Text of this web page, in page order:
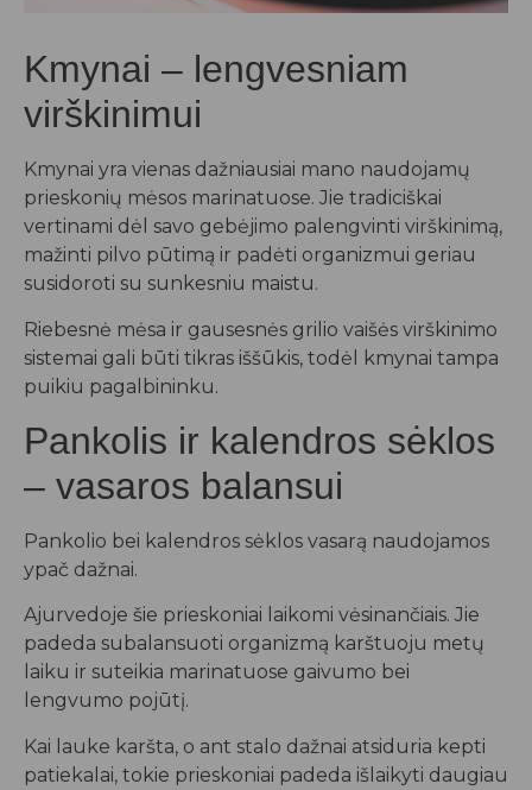
Kmynai – lengvesniam
virškinimui
Kmynai yra vienas dažniausiai mano naudojamų
prieskonių mėsos marinatuose. Jie tradiciškai
vertinami dėl savo gebėjimo palengvinti virškinimą,
mažinti pilvo pūtimą ir padėti organizmui geriau
susidoroti su sunkesniu maistu.
Riebesnė mėsa ir gausesnės grilio vaišės virškinimo
sistemai gali būti tikras iššūkis, todėl kmynai tampa
puikiu pagalbininku.
Pankolis ir kalendros sėklos
– vasaros balansui
Pankolio bei kalendros sėklos vasarą naudojamos
ypač dažnai.
Ajurvedoje šie prieskoniai laikomi vėsinančiais. Jie
padeda subalansuoti organizmą karštuoju metų
laiku ir suteikia marinatuose gaivumo bei
lengvumo pojūtį.
Kai lauke karšta, o ant stalo dažnai atsiduria kepti
patiekalai, tokie prieskoniai padeda išlaikyti daugiau